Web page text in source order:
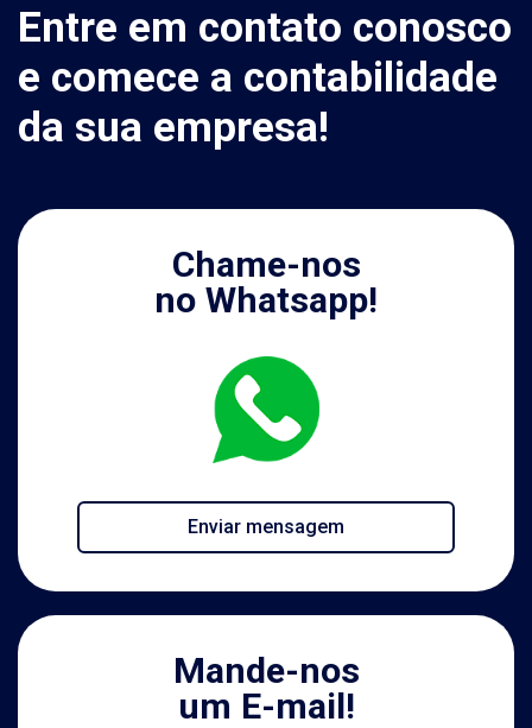
Entre em contato conosco
e comece a contabilidade
da sua empresa!
Chame-nos
no Whatsapp!
Enviar mensagem
Mande-nos
um E-mail!